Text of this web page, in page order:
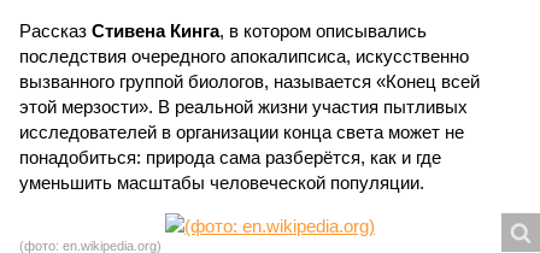
Рассказ Стивена Кинга, в котором описывались
последствия очередного апокалипсиса, искусственно
вызванного группой биологов, называется «Конец всей
этой мерзости». В реальной жизни участия пытливых
исследователей в организации конца света может не
понадобиться: природа сама разберётся, как и где
уменьшить масштабы человеческой популяции.
(фото: en.wikipedia.org)